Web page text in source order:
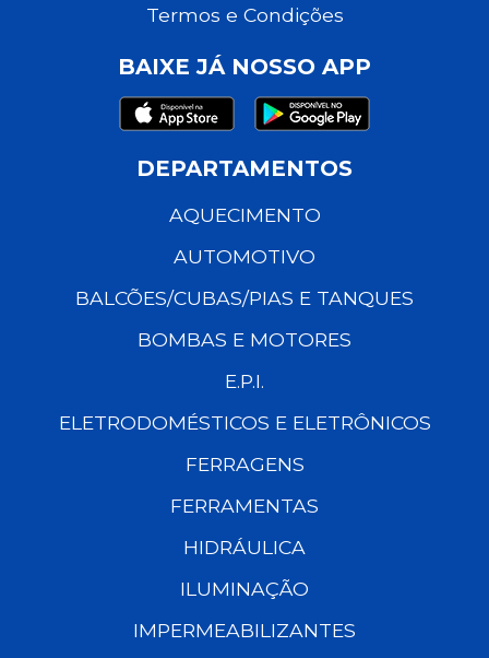
Termos e Condições
BAIXE JÁ NOSSO APP
DEPARTAMENTOS
AQUECIMENTO
AUTOMOTIVO
BALCÕES/CUBAS/PIAS E TANQUES
BOMBAS E MOTORES
E.P.I.
ELETRODOMÉSTICOS E ELETRÔNICOS
FERRAGENS
FERRAMENTAS
HIDRÁULICA
ILUMINAÇÃO
IMPERMEABILIZANTES